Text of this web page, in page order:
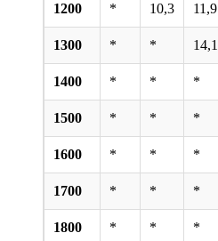
1200 * 10,3 11,9
1300 * * 14,1
1400 * * *
1500 * * *
1600 * * *
1700 * * *
1800 * * *